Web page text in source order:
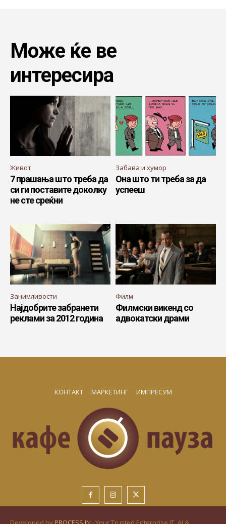
Може ќе ве
интересира
Живот
7 прашања што треба да
си ги поставите доколку
не сте среќни
Забава и хумор
Она што ти треба за да
успееш
Занимливости
Најдобрите забранети
реклами за 2012 година
Филм
Филмски викенд со
адвокатски драми
КОНТАКТ МАРКЕТИНГ ИМПРЕСУМ